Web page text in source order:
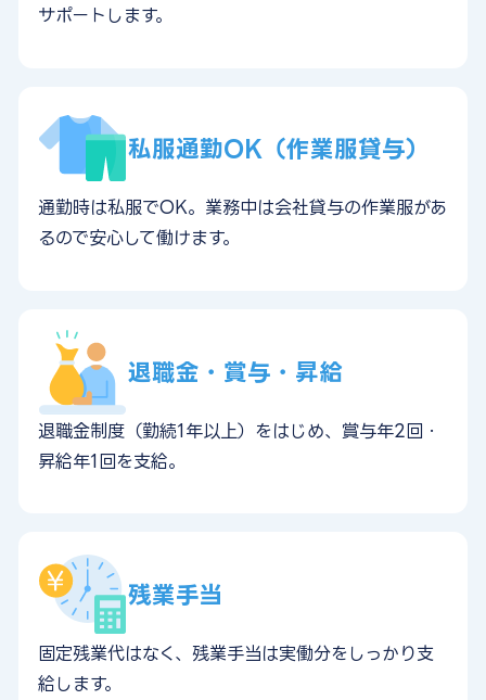
サポートします。
私服通勤OK（作業服貸与）
通勤時は私服でOK。業務中は会社貸与の作業服があ
るので安心して働けます。
退職金・賞与・昇給
退職金制度（勤続1年以上）をはじめ、賞与年2回・
昇給年1回を支給。
残業手当
固定残業代はなく、残業手当は実働分をしっかり支
給します。